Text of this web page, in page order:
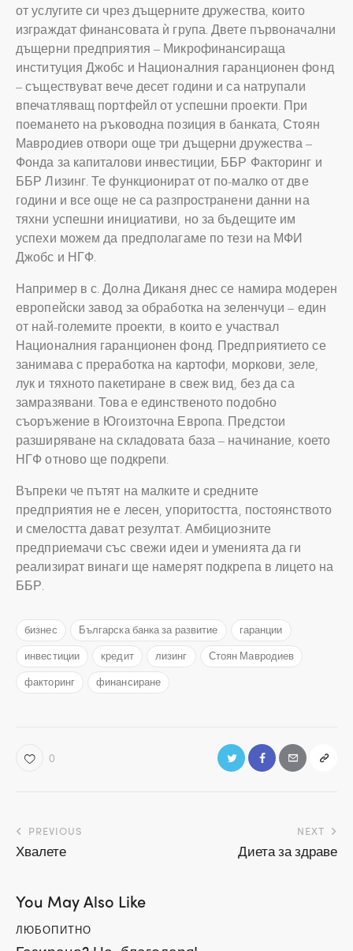
от услугите си чрез дъщерните дружества, които
изграждат финансовата ѝ група. Двете първоначални
дъщерни предприятия – Микрофинансираща
институция Джобс и Националния гаранционен фонд
– съществуват вече десет години и са натрупали
впечатляващ портфейл от успешни проекти. При
поемането на ръководна позиция в банката, Стоян
Мавродиев отвори още три дъщерни дружества –
Фонда за капиталови инвестиции, ББР Факторинг и
ББР Лизинг. Те функционират от по-малко от две
години и все още не са разпространени данни на
тяхни успешни инициативи, но за бъдещите им
успехи можем да предполагаме по тези на МФИ
Джобс и НГФ.
Например в с. Долна Диканя днес се намира модерен
европейски завод за обработка на зеленчуци – един
от най-големите проекти, в които е участвал
Националния гаранционен фонд. Предприятието се
занимава с преработка на картофи, моркови, зеле,
лук и тяхното пакетиране в свеж вид, без да са
замразявани. Това е единственото подобно
съоръжение в Югоизточна Европа. Предстои
разширяване на складовата база – начинание, което
НГФ отново ще подкрепи.
Въпреки че пътят на малките и средните
предприятия не е лесен, упоритостта, постоянството
и смелостта дават резултат. Амбициозните
предприемачи със свежи идеи и уменията да ги
реализират винаги ще намерят подкрепа в лицето на
ББР.
бизнес Българска банка за развитие
гаранции
инвестиции
кредит лизинг
Стоян Мавродиев
факторинг
финансиране
0
Навигация
PREVIOUS
Хвалете
NEXT
Диета за здраве
You May Also Like
ЛЮБОПИТНО